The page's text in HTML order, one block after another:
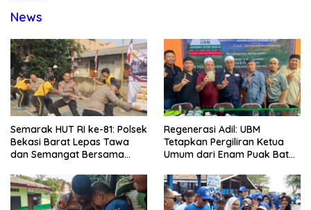
News
Semarak HUT RI ke-81: Polsek
Bekasi Barat Lepas Tawa
dan Semangat Bersama
Regenerasi Adil: UBM
Tetapkan Pergiliran Ketua
Umum dari Enam Puak Batak